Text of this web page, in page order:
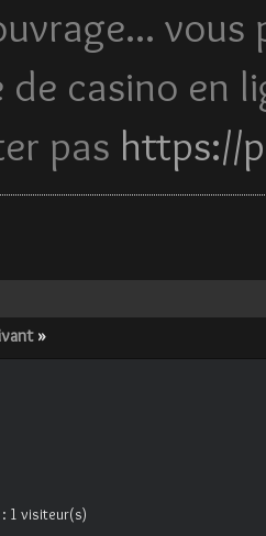
vous
casino en
pas https://
»
1 visiteur(s)